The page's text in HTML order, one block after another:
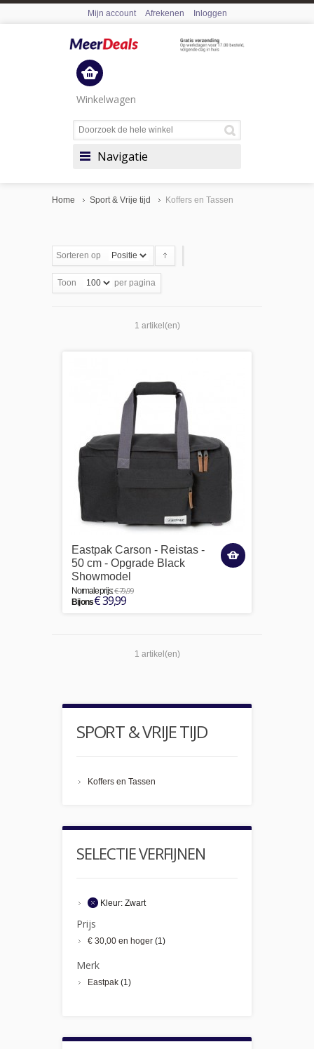
Mijn account Afrekenen Inloggen
Winkelwagen
Navigatie
Home Sport & Vrije tijd Koffers en Tassen
Sorteren op
Toon per pagina
1 artikel(en)
Eastpak Carson - Reistas -
50 cm - Opgrade Black
Showmodel
Normale prijs:€ 79,99
Bij ons€ 39,99
1 artikel(en)
SPORT & VRIJE TIJD
Koffers en Tassen
SELECTIE VERFIJNEN
Kleur: Zwart
Prijs
€ 30,00 en hoger (1)
Merk
Eastpak (1)